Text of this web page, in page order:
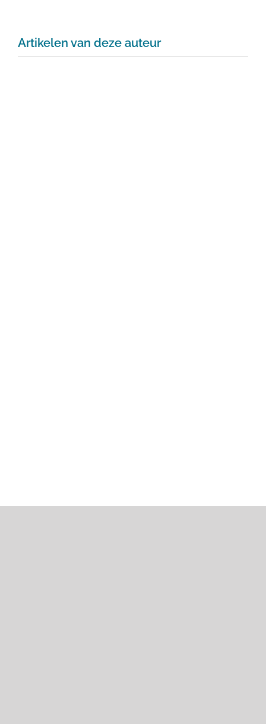
Artikelen van deze auteur